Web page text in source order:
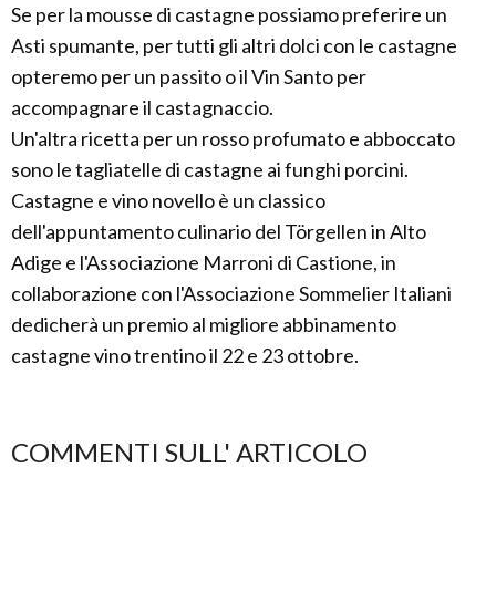
Se per la mousse di castagne possiamo preferire un
Asti spumante, per tutti gli altri dolci con le castagne
opteremo per un passito o il Vin Santo per
accompagnare il castagnaccio.
Un'altra ricetta per un rosso profumato e abboccato
sono le tagliatelle di castagne ai funghi porcini.
Castagne e vino novello è un classico
dell'appuntamento culinario del Törgellen in Alto
Adige e l'Associazione Marroni di Castione, in
collaborazione con l'Associazione Sommelier Italiani
dedicherà un premio al migliore abbinamento
castagne vino trentino il 22 e 23 ottobre.
COMMENTI SULL' ARTICOLO